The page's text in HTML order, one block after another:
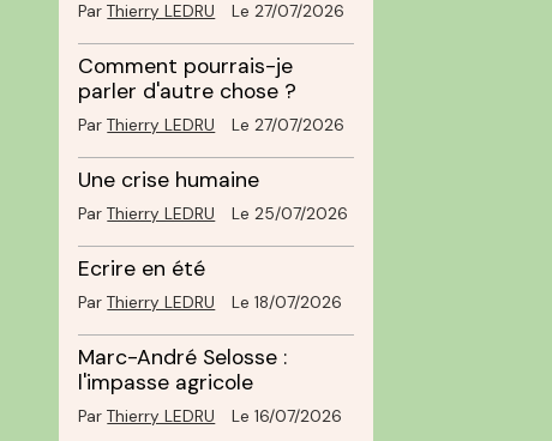
ParThierry LEDRU Le 27/07/2026
Comment pourrais-je
parler d'autre chose ?
ParThierry LEDRU Le 27/07/2026
Une crise humaine
ParThierry LEDRU Le 25/07/2026
Ecrire en été
ParThierry LEDRU Le 18/07/2026
Marc-André Selosse :
l'impasse agricole
ParThierry LEDRU Le 16/07/2026